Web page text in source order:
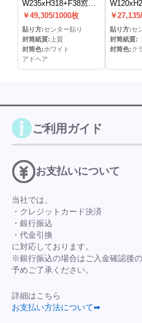
W235xH318+F38窓明
封筒(アドヘア)(C貼)
￥49,305/1000枚
貼り方:センター貼り
封筒紙質: 上質
封筒色:ホワイト
アドヘア
封筒(な
￥
貼り方:セ
封筒紙質:
封筒色:ク
ご利用ガイド
お支払いについて
当社では、
・クレジットカード決済
・銀行振込
・代金引換
に対応しております。
※銀行振込の場合はご入金確認後の
予めご了承ください。
詳細はこちら
お支払い方法について➡